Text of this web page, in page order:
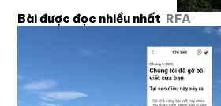
Bài được đọc nhiều nhất RFA